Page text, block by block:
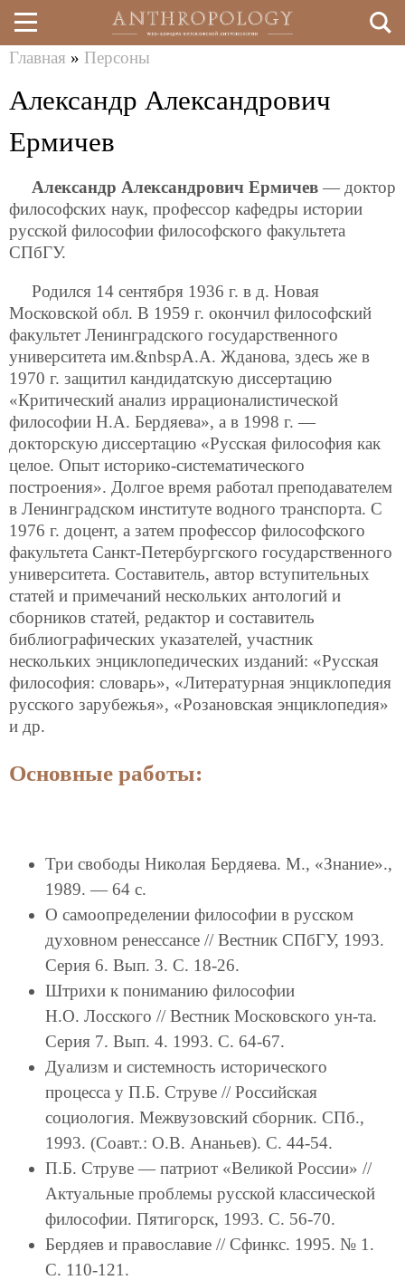
Перейти
к
здесь
Главная » Персоны
Александр Александрович
Ермичев
Александр Александрович Ермичев — доктор
философских наук, профессор кафедры истории
русской философии философского факультета
СПбГУ.
Родился 14 сентября 1936 г. в д. Новая
Московской обл. В 1959 г. окончил философский
факультет Ленинградского государственного
университета им.&nbspА.А. Жданова, здесь же в
1970 г. защитил кандидатскую диссертацию
«Критический анализ иррационалистической
философии Н.А. Бердяева», а в 1998 г. —
докторскую диссертацию «Русская философия как
целое. Опыт историко-систематического
построения». Долгое время работал преподавателем
в Ленинградском институте водного транспорта. С
1976 г. доцент, а затем профессор философского
факультета Санкт-Петербургского государственного
университета. Составитель, автор вступительных
статей и примечаний нескольких антологий и
сборников статей, редактор и составитель
библиографических указателей, участник
нескольких энциклопедических изданий: «Русская
философия: словарь», «Литературная энциклопедия
русского зарубежья», «Розановская энциклопедия»
и др.
Основные работы:
Три свободы Николая Бердяева. М., «Знание».,
1989. — 64 с.
О самоопределении философии в русском
духовном ренессансе // Вестник СПбГУ, 1993.
Серия 6. Вып. 3. С. 18-26.
Штрихи к пониманию философии
Н.О. Лосского // Вестник Московского ун-та.
Серия 7. Вып. 4. 1993. С. 64-67.
Дуализм и системность исторического
процесса у П.Б. Струве // Российская
социология. Межвузовский сборник. СПб.,
1993. (Соавт.: О.В. Ананьев). С. 44-54.
П.Б. Струве — патриот «Великой России» //
Актуальные проблемы русской классической
философии. Пятигорск, 1993. С. 56-70.
Бердяев и православие // Сфинкс. 1995. № 1.
С. 110-121.